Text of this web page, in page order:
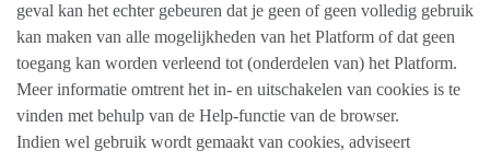
geval kan het echter gebeuren dat je geen of geen volledig gebruik
kan maken van alle mogelijkheden van het Platform of dat geen
toegang kan worden verleend tot (onderdelen van) het Platform.
Meer informatie omtrent het in- en uitschakelen van cookies is te
vinden met behulp van de Help-functie van de browser.
Indien wel gebruik wordt gemaakt van cookies, adviseert